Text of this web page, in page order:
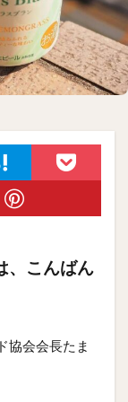
、こんばん
協会会長たま